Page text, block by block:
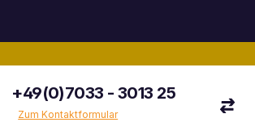
+49(0)7033 - 3013 25
Zum Kontaktformular